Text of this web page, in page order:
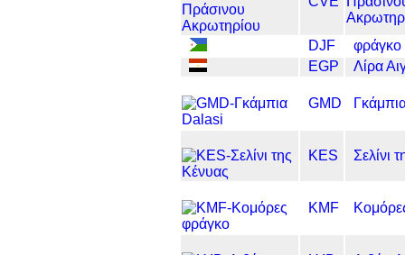
DJF
φράγκο
EGP
Λίρα
GMD
KES Σελίνι
KMF